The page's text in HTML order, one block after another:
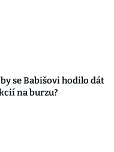
se Babišovi hodilo dát
na burzu?